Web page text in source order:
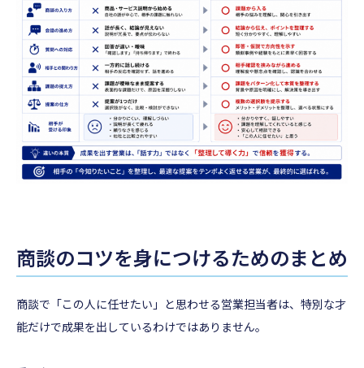
商談のコツを身につけるためのまとめ
商談で「この人に任せたい」と思わせる営業担当者は、特別な才
能だけで成果を出しているわけではありません。